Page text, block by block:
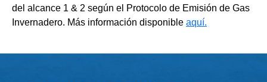
del alcance 1 & 2 según el Protocolo de Emisión de Gas
Invernadero. Más información disponible aquí.